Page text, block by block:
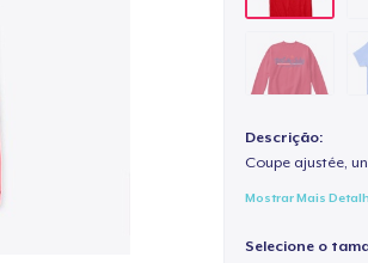
Descrição:
Coupe ajustée,
Mostrar Mais
Selecione o